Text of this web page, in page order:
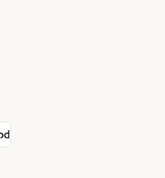
Method
Paczka Shipping Method